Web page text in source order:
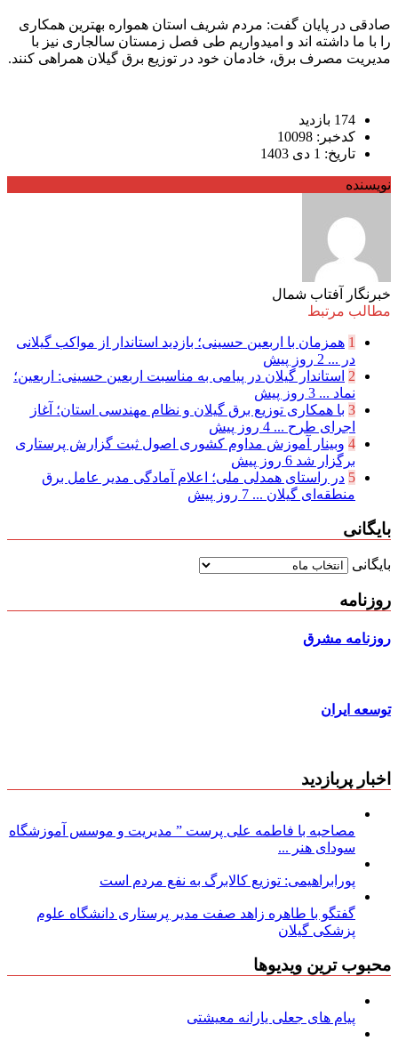
صادقی در پایان گفت: مردم شریف استان همواره بهترین همکاری
را با ما داشته اند و امیدواریم طی فصل زمستان سالجاری نیز با
مدیریت مصرف برق، خادمان خود در توزیع برق گیلان همراهی کنند.
174 بازدید
کدخبر: 10098
تاریخ: 1 دی 1403
نویسنده
خبرنگار آفتاب شمال
مطالب مرتبط
1 همزمان با اربعین حسینی؛ بازدید استاندار از مواکب گیلانی
در ... 2 روز پیش
2 استاندار گیلان در پیامی به مناسبت اربعین حسینی: اربعین؛
نماد ... 3 روز پیش
3 با همکاری توزیع برق گیلان و نظام مهندسی استان؛ آغاز
اجرای طرح ... 4 روز پیش
4 وبینار آموزش مداوم کشوری اصول ثبت گزارش پرستاری
برگزار شد 6 روز پیش
5 در راستای همدلی ملی؛ اعلام آمادگی مدیر عامل برق
منطقه‌ای گیلان ... 7 روز پیش
بایگانی
بایگانی
روزنامه
روزنامه مشرق
توسعه ایران
اخبار پربازدید
مصاحبه با فاطمه علی پرست ” مدیریت و موسس آموزشگاه
سودای هنر ...
پورابراهیمی: توزیع کالابرگ به نفع مردم است
گفتگو با طاهره زاهد صفت مدیر پرستاری دانشگاه علوم
پزشکی گیلان
محبوب ترین ویدیوها
پیام های جعلی یارانه معیشتی